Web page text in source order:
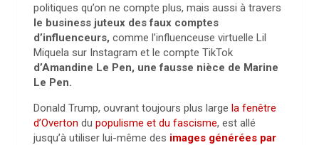
politiques qu’on ne compte plus, mais aussi à travers
le business juteux des faux comptes
d’influenceurs, comme l’influenceuse virtuelle Lil
Miquela sur Instagram et le compte TikTok
d’Amandine Le Pen, une fausse nièce de Marine
Le Pen.
Donald Trump, ouvrant toujours plus large la fenêtre
d’Overton du populisme et du fascisme, est allé
jusqu’à utiliser lui-même des images générées par